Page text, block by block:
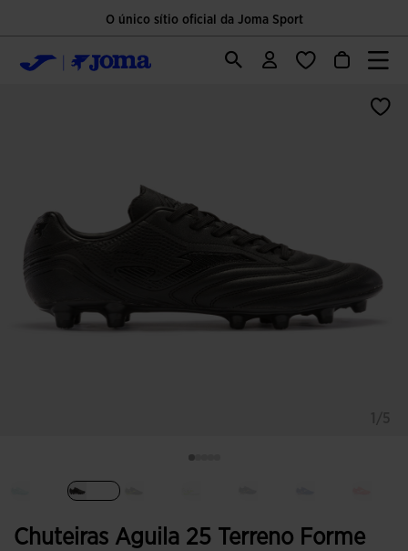
O único sítio oficial da Joma Sport
Chuteiras Aguila 25 Terreno Forme